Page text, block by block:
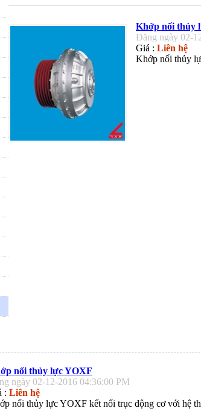
Khớp nối thủy
Đăng ngày 02-
Giá : Liên hệ
Khớp nối thủy
nối thủy lực YOXF
ngày 02-12-2016 04:36:00 PM
: Liên hệ
nối thủy lực YOXF kết nối trục động cơ với hệ